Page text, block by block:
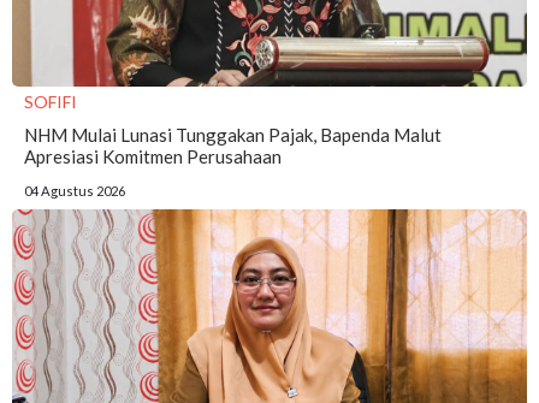
SOFIFI
NHM Mulai Lunasi Tunggakan Pajak, Bapenda Malut
Apresiasi Komitmen Perusahaan
04 Agustus 2026